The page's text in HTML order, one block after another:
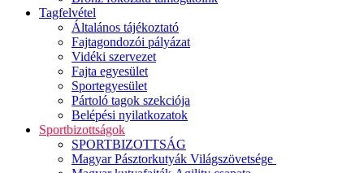
Tagfelvétel
Általános tájékoztató
Fajtagondozói pályázat
Vidéki szervezet
Fajta egyesület
Sportegyesület
Pártoló tagok szekciója
Belépési nyilatkozatok
Sportbizottságok
SPORTBIZOTTSÁG
Magyar Pásztorkutyák Világszövetsége